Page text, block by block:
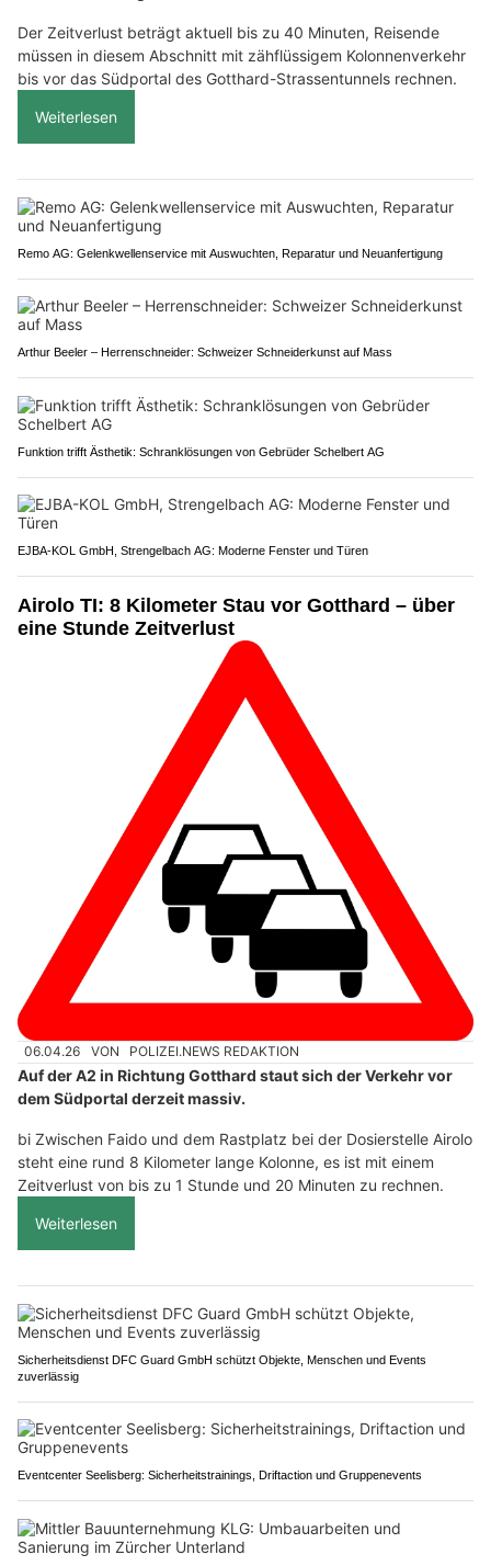
Der Zeitverlust beträgt aktuell bis zu 40 Minuten, Reisende
müssen in diesem Abschnitt mit zähflüssigem Kolonnenverkehr
bis vor das Südportal des Gotthard-Strassentunnels rechnen.
Weiterlesen
Remo AG: Gelenkwellenservice mit Auswuchten, Reparatur und Neuanfertigung
Arthur Beeler – Herrenschneider: Schweizer Schneiderkunst auf Mass
Funktion trifft Ästhetik: Schranklösungen von Gebrüder Schelbert AG
EJBA-KOL GmbH, Strengelbach AG: Moderne Fenster und Türen
Airolo TI: 8 Kilometer Stau vor Gotthard – über
eine Stunde Zeitverlust
06.04.26 VON POLIZEI.NEWS REDAKTION
Auf der A2 in Richtung Gotthard staut sich der Verkehr vor
dem Südportal derzeit massiv.
bi Zwischen Faido und dem Rastplatz bei der Dosierstelle Airolo
steht eine rund 8 Kilometer lange Kolonne, es ist mit einem
Zeitverlust von bis zu 1 Stunde und 20 Minuten zu rechnen.
Weiterlesen
Sicherheitsdienst DFC Guard GmbH schützt Objekte, Menschen und Events
zuverlässig
Eventcenter Seelisberg: Sicherheitstrainings, Driftaction und Gruppenevents